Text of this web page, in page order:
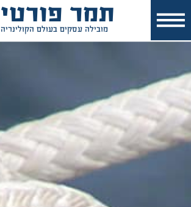
תמר פורטי
מובילה עסקים בעולם הקולינריה